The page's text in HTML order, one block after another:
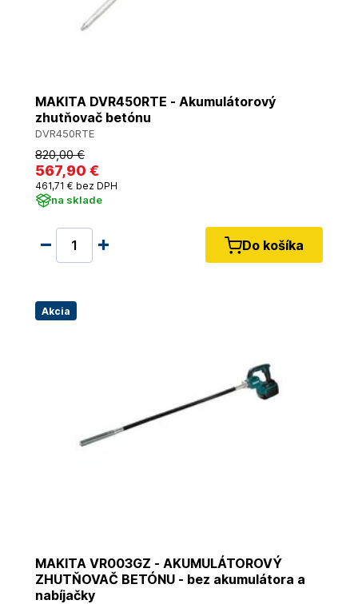
MAKITA DVR450RTE - Akumulátorový
zhutňovač betónu
DVR450RTE
820,00 €
567,90 €
461,71 € bez DPH
na sklade
Do košíka
Akcia
MAKITA VR003GZ - AKUMULÁTOROVÝ
ZHUTŇOVAČ BETÓNU - bez akumulátora a
nabíjačky